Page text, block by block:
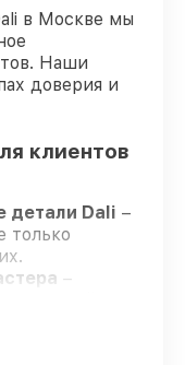
в Москве мы
Наши
доверия и
клиентов
детали Dali –
только
–
надёжную